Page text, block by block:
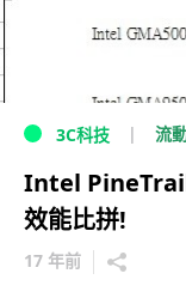
3C科技 流
Intel PineTrail
效能比拼!
17 年前